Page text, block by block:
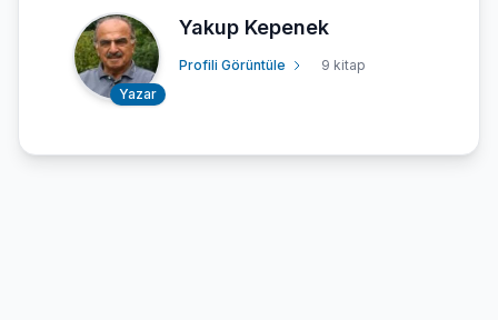
Yazar
Yakup Kepenek
Profili Görüntüle 9 kitap